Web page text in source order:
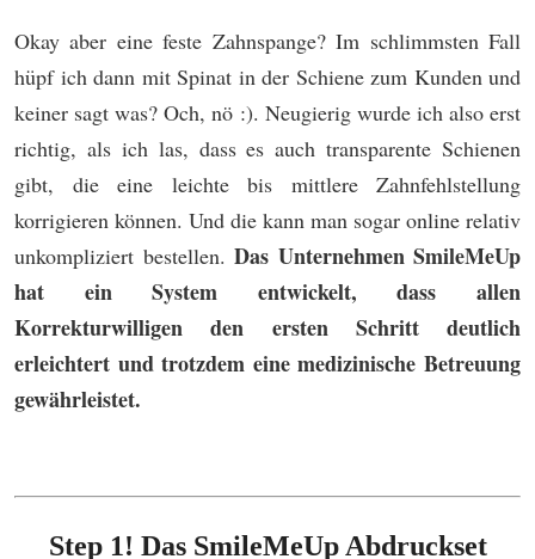
Okay aber eine feste Zahnspange? Im schlimmsten Fall
hüpf ich dann mit Spinat in der Schiene zum Kunden und
keiner sagt was? Och, nö :). Neugierig wurde ich also erst
richtig, als ich las, dass es auch transparente Schienen
gibt, die eine leichte bis mittlere Zahnfehlstellung
korrigieren können. Und die kann man sogar online relativ
unkompliziert bestellen. Das Unternehmen SmileMeUp
hat ein System entwickelt, dass allen
Korrekturwilligen den ersten Schritt deutlich
erleichtert und trotzdem eine medizinische Betreuung
gewährleistet.
Step 1! Das SmileMeUp Abdruckset